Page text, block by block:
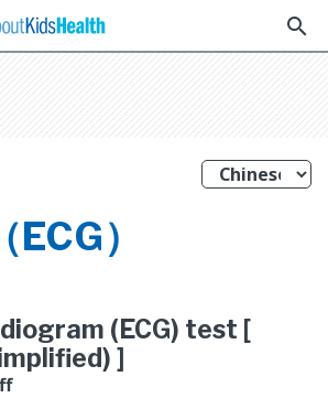
search
）
(ECG) test [
]